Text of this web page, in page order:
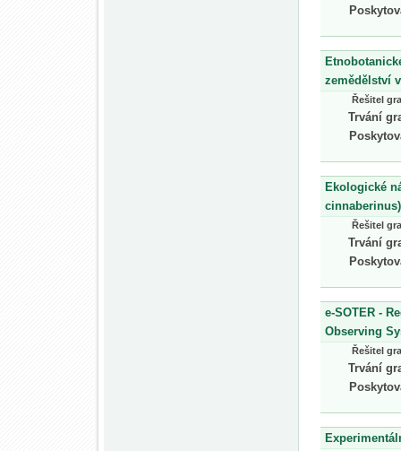
zemědělství
Řešitel
Trvání
Ekologické
cinnaberinus)
Řešitel
Trvání
e-SOTER -
Observing
Řešitel
Trvání